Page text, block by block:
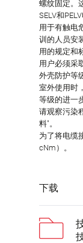
螺纹固定。
SELV和
用于有触电
训的人员安
用的规定和
用户必须采
外壳防护等
室外使用时
等级的进一
请观察污染
料"。
为了将电缆
cNm）。
下载